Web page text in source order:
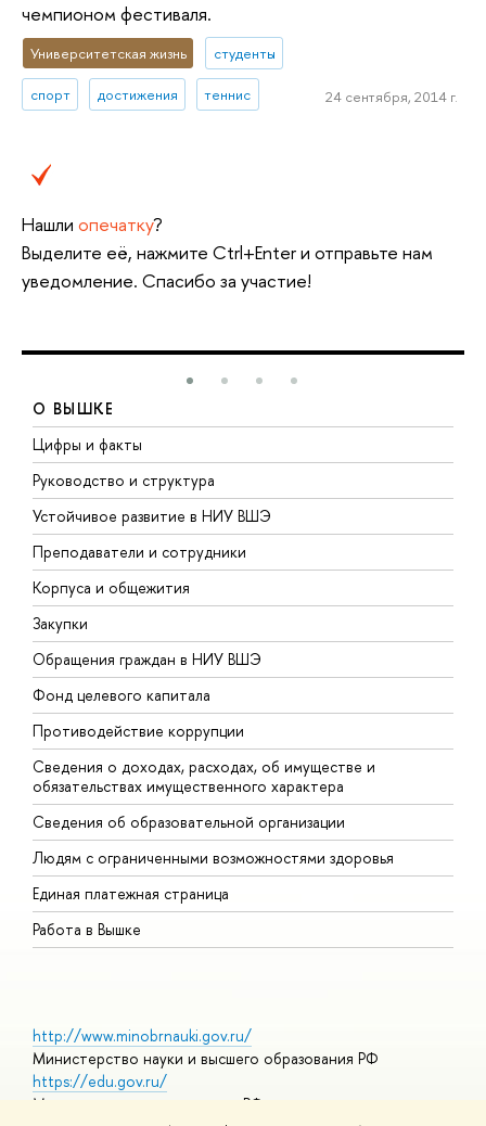
чемпионом фестиваля.
Университетская жизнь студенты
спорт достижения теннис 24 сентября, 2014 г.
Нашли опечатку?
Выделите её, нажмите Ctrl+Enter и отправьте нам
уведомление. Спасибо за участие!
О ВЫШКЕ
Цифры и факты
Руководство и структура
Устойчивое развитие в НИУ ВШЭ
Преподаватели и сотрудники
Корпуса и общежития
Закупки
Обращения граждан в НИУ ВШЭ
Фонд целевого капитала
Противодействие коррупции
Сведения о доходах, расходах, об имуществе и
обязательствах имущественного характера
Сведения об образовательной организации
Людям с ограниченными возможностями здоровья
Единая платежная страница
Работа в Вышке
http://www.minobrnauki.gov.ru/
Министерство науки и высшего образования РФ
https://edu.gov.ru/
Министерство просвещения РФ